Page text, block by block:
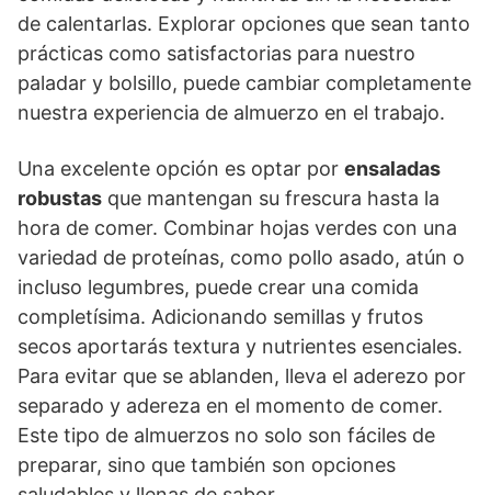
de calentarlas. Explorar opciones que sean tanto
prácticas como satisfactorias para nuestro
paladar y bolsillo, puede cambiar completamente
nuestra experiencia de almuerzo en el trabajo.
Una excelente opción es optar por ensaladas
robustas que mantengan su frescura hasta la
hora de comer. Combinar hojas verdes con una
variedad de proteínas, como pollo asado, atún o
incluso legumbres, puede crear una comida
completísima. Adicionando semillas y frutos
secos aportarás textura y nutrientes esenciales.
Para evitar que se ablanden, lleva el aderezo por
separado y adereza en el momento de comer.
Este tipo de almuerzos no solo son fáciles de
preparar, sino que también son opciones